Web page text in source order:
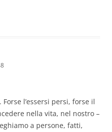
l’essersi persi, forse il
nella vita, nel nostro –
a persone, fatti,